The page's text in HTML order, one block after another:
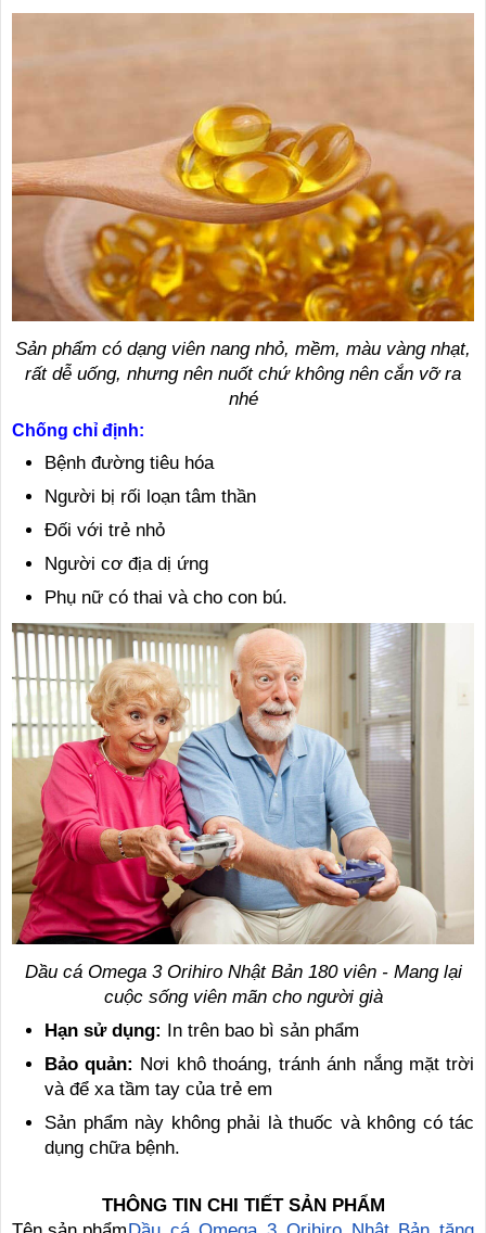
Sản phẩm có dạng viên nang nhỏ, mềm, màu vàng nhạt,
rất dễ uống, nhưng nên nuốt chứ không nên cắn vỡ ra
nhé
Chống chỉ định:
Bệnh đường tiêu hóa
Người bị rối loạn tâm thần
Đối với trẻ nhỏ
Người cơ địa dị ứng
Phụ nữ có thai và cho con bú.
Dầu cá Omega 3 Orihiro Nhật Bản 180 viên - Mang lại
cuộc sống viên mãn cho người già
Hạn sử dụng:
In trên bao bì sản phẩm
Bảo quản: Nơi khô thoáng, tránh ánh nắng mặt trời
và để xa tầm tay của trẻ em
Sản phẩm này không phải là thuốc và không có tác
dụng chữa bệnh.
THÔNG TIN CHI TIẾT SẢN PHẨM